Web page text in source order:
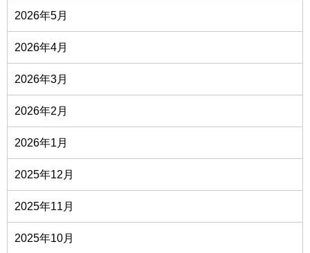
2026年5月
2026年4月
2026年3月
2026年2月
2026年1月
2025年12月
2025年11月
2025年10月